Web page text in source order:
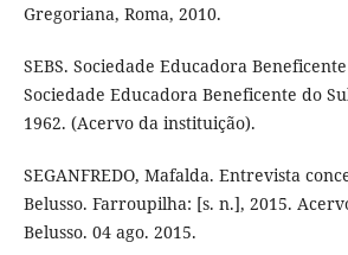
Gregoriana, Roma, 2010.
SEBS. Sociedade Educadora
Sociedade Educadora Beneficente do
1962. (Acervo da instituição).
SEGANFREDO, Mafalda. Entrevista
Belusso. Farroupilha: [s. n.], 2015.
Belusso. 04 ago. 2015.